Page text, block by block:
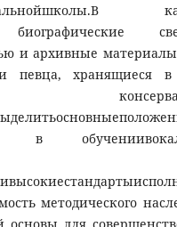
и архивные
певца, хранящиеся
в
методического